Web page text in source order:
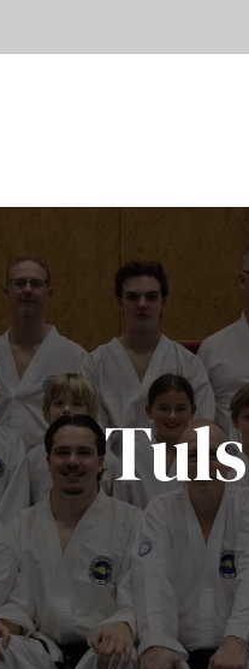
Tuls